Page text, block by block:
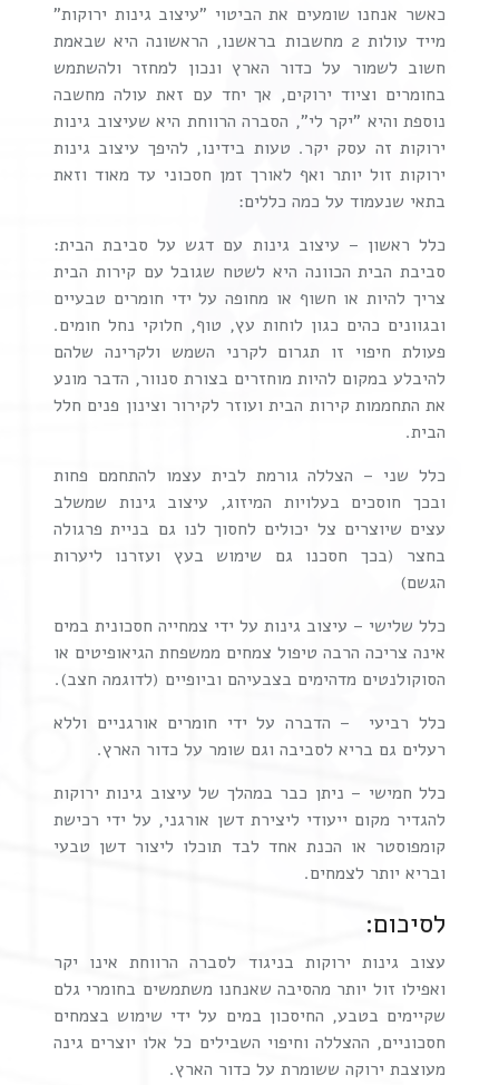
כאשר אנחנו שומעים את הביטוי "עיצוב גינות ירוקות"
מייד עולות 2 מחשבות בראשנו, הראשונה היא שבאמת
חשוב לשמור על כדור הארץ ונכון למחזר ולהשתמש
בחומרים וציוד ירוקים, אך יחד עם זאת עולה מחשבה
נוספת והיא "יקר לי", הסברה הרווחת היא שעיצוב גינות
ירוקות זה עסק יקר. טעות בידינו, להיפך עיצוב גינות
ירוקות זול יותר ואף לאורך זמן חסכוני עד מאוד וזאת
בתאי שנעמוד על כמה כללים:
כלל ראשון – עיצוב גינות עם דגש על סביבת הבית:
סביבת הבית הכוונה היא לשטח שגובל עם קירות הבית
צריך להיות או חשוף או מחופה על ידי חומרים טבעיים
ובגוונים כהים כגון לוחות עץ, טוף, חלוקי נחל חומים.
פעולת חיפוי זו תגרום לקרני השמש ולקרינה שלהם
להיבלע במקום להיות מוחזרים בצורת סנוור, הדבר מונע
את התחממות קירות הבית ועוזר לקירור וצינון פנים חלל
הבית.
כלל שני – הצללה גורמת לבית עצמו להתחמם פחות
ובכך חוסכים בעלויות המיזוג, עיצוב גינות שמשלב
עצים שיוצרים צל יכולים לחסוך לנו גם בניית פרגולה
בחצר (בכך חסכנו גם שימוש בעץ ועזרנו ליערות
הגשם)
כלל שלישי – עיצוב גינות על ידי צמחייה חסכונית במים
אינה צריכה הרבה טיפול צמחים ממשפחת הגיאופיטים או
הסוקולנטים מדהימים בצבעיהם וביופיים (לדוגמה חצב).
כלל רביעי – הדברה על ידי חומרים אורגניים וללא
רעלים גם בריא לסביבה וגם שומר על כדור הארץ.
כלל חמישי – ניתן כבר במהלך של עיצוב גינות ירוקות
להגדיר מקום ייעודי ליצירת דשן אורגני, על ידי רכישת
קומפוסטר או הכנת אחד לבד תוכלו ליצור דשן טבעי
ובריא יותר לצמחים.
לסיכום:
עצוב גינות ירוקות בניגוד לסברה הרווחת אינו יקר
ואפילו זול יותר מהסיבה שאנחנו משתמשים בחומרי גלם
שקיימים בטבע, החיסכון במים על ידי שימוש בצמחים
חסכוניים, ההצללה וחיפוי השבילים כל אלו יוצרים גינה
מעוצבת ירוקה ששומרת על כדור הארץ.